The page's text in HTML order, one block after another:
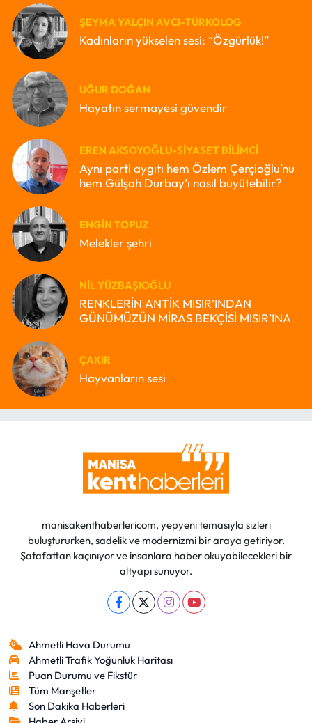
ŞEYMA YALÇIN AVCI-TÜRKOLOG
Kadınların yükselen sesi: “Özgürlük!”
UĞUR DOĞAN
Hayatın sermayesi güvendir
EREN AKSOYOĞLU-SIYASET BILIMCI
Aynı parti aygıtı hem Özlem Çerçioğlu’nu
hem Gülşah Durbay’ı nasıl büyütebilir?
ENGIN TOPUZ
Melekler şehri
NIL YÜZBAŞIOĞLU
RENKLERİN ANTİK MISIR’INDAN
GÜNÜMÜZÜN MİRAS BEKÇİSİ MISIR’INA
ÇAKIR
Hayvanların sesi
manisakenthaberlericom, yepyeni temasıyla sizleri
buluştururken, sadelik ve modernizmi bir araya getiriyor.
Şatafattan kaçınıyor ve insanlara haber okuyabilecekleri bir
altyapı sunuyor.
Ahmetli Hava Durumu
Ahmetli Trafik Yoğunluk Haritası
Puan Durumu ve Fikstür
Tüm Manşetler
Son Dakika Haberleri